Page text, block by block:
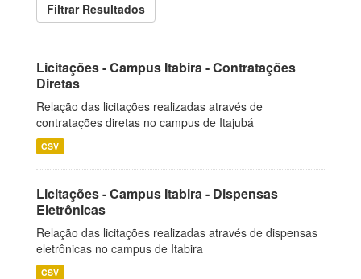
Filtrar Resultados
Licitações - Campus Itabira - Contratações
Diretas
Relação das licitações realizadas através de
contratações diretas no campus de Itajubá
CSV
Licitações - Campus Itabira - Dispensas
Eletrônicas
Relação das licitações realizadas através de dispensas
eletrônicas no campus de Itabira
CSV